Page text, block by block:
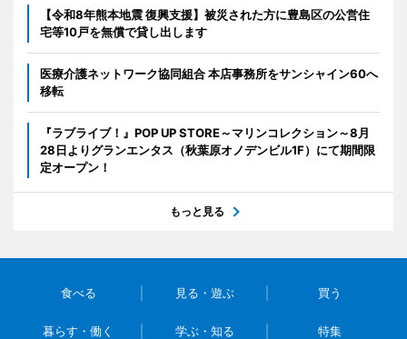
【令和8年熊本地震 復興支援】被災された方に豊島区の公営住
宅等10戸を無償で貸し出します
医療介護ネットワーク協同組合 本店事務所をサンシャイン60へ
移転
『ラブライブ！』POP UP STORE～マリンコレクション～8月
28日よりグランエンタス（秋葉原オノデンビル1F）にて期間限
定オープン！
もっと見る
食べる 見る・遊ぶ 買う
暮らす・働く 学ぶ・知る 特集